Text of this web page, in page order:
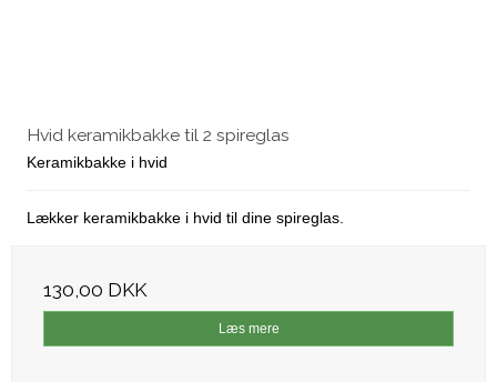
Hvid keramikbakke til 2 spireglas
Keramikbakke i hvid
Lækker keramikbakke i hvid til dine spireglas.
130,00 DKK
Læs mere